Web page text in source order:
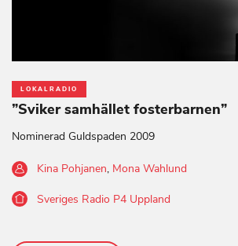
LOKALRADIO
”Sviker samhället fosterbarnen”
Nominerad Guldspaden 2009
Kina Pohjanen, Mona Wahlund
Sveriges Radio P4 Uppland